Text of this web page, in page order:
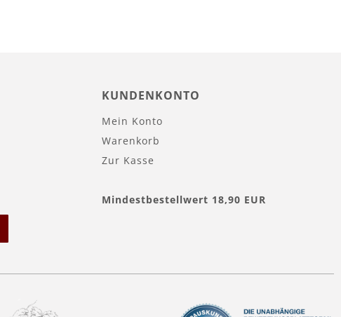
KUNDENKONTO
Mein Konto
Warenkorb
Zur Kasse
Mindestbestellwert 18,90 EUR